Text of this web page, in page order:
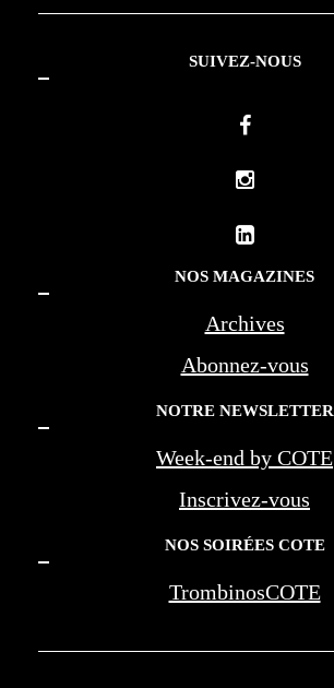
SUIVEZ-NOUS
NOS MAGAZINES
Archives
Abonnez-vous
NOTRE NEWSLETTER
Week-end by COTE
Inscrivez-vous
NOS SOIRÉES COTE
TrombinosCOTE